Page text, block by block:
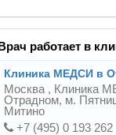
работает в
Клиника МЕДСИ в
Москва , Клиника
Отрадном, м.
Митино
+7 (495) 0 193 262